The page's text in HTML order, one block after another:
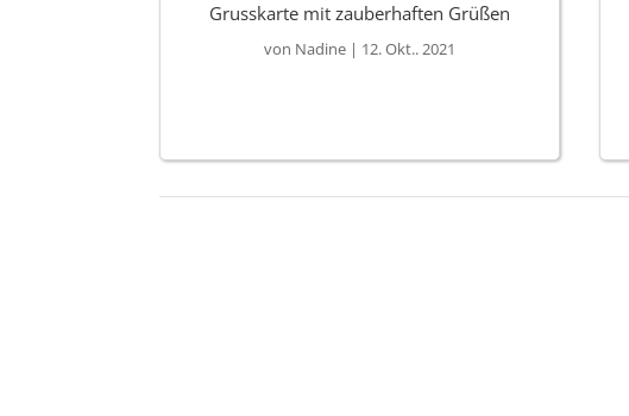
Grusskarte mit zauberhaften Grüßen
von Nadine | 12. Okt.. 2021